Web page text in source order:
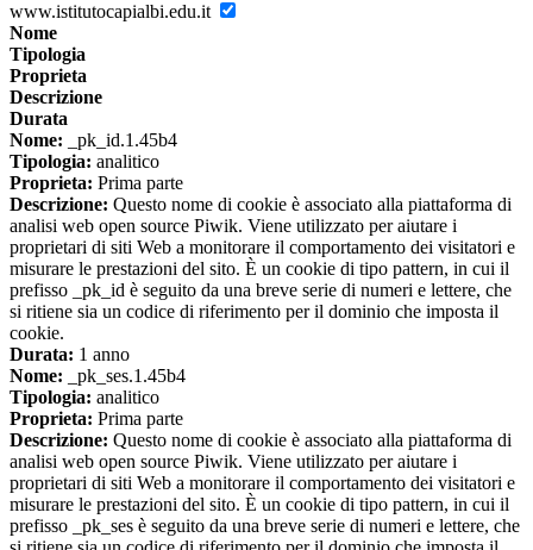
www.istitutocapialbi.edu.it
Nome
Tipologia
Proprieta
Descrizione
Durata
Nome: _pk_id.1.45b4
Tipologia: analitico
Proprieta: Prima parte
Descrizione: Questo nome di cookie è associato alla piattaforma di
analisi web open source Piwik. Viene utilizzato per aiutare i
proprietari di siti Web a monitorare il comportamento dei visitatori e
misurare le prestazioni del sito. È un cookie di tipo pattern, in cui il
prefisso _pk_id è seguito da una breve serie di numeri e lettere, che
si ritiene sia un codice di riferimento per il dominio che imposta il
cookie.
Durata: 1 anno
Nome: _pk_ses.1.45b4
Tipologia: analitico
Proprieta: Prima parte
Descrizione: Questo nome di cookie è associato alla piattaforma di
analisi web open source Piwik. Viene utilizzato per aiutare i
proprietari di siti Web a monitorare il comportamento dei visitatori e
misurare le prestazioni del sito. È un cookie di tipo pattern, in cui il
prefisso _pk_ses è seguito da una breve serie di numeri e lettere, che